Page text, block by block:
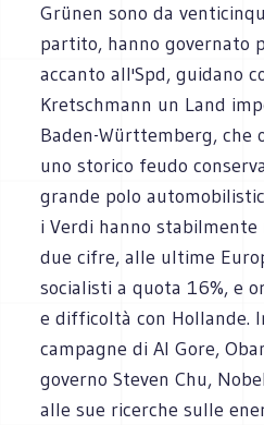
Grünen sono da
partito, hanno governato
accanto all'Spd, guidano
Kretschmann un Land
Baden-Württemberg, che
uno storico feudo
grande polo
i Verdi hanno
due cifre, alle ultime
socialisti a quota 16%, e
e difficoltà con Hollande.
campagne di Al Gore,
governo Steven Chu,
alle sue ricerche sulle